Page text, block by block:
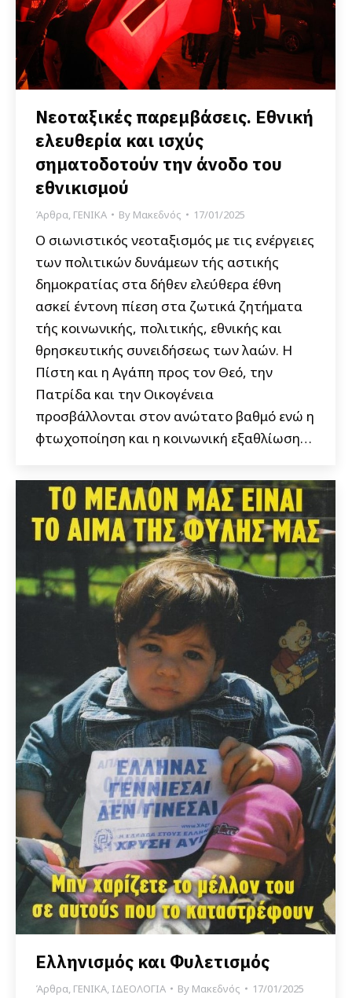
Νεοταξικές παρεμβάσεις. Εθνική
ελευθερία και ισχύς
σηματοδοτούν την άνοδο του
εθνικισμού
Άρθρα, ΓΕΝΙΚΑ By Μακεδνός 17/01/2025
Ο σιωνιστικός νεοταξισμός με τις ενέργειες
των πολιτικών δυνάμεων τής αστικής
δημοκρατίας στα δήθεν ελεύθερα έθνη
ασκεί έντονη πίεση στα ζωτικά ζητήματα
τής κοινωνικής, πολιτικής, εθνικής και
θρησκευτικής συνειδήσεως των λαών. Η
Πίστη και η Αγάπη προς τον Θεό, την
Πατρίδα και την Οικογένεια
προσβάλλονται στον ανώτατο βαθμό ενώ η
φτωχοποίηση και η κοινωνική εξαθλίωση…
Ελληνισμός και Φυλετισμός
Άρθρα, ΓΕΝΙΚΑ, ΙΔΕΟΛΟΓΙΑ By Μακεδνός 17/01/2025